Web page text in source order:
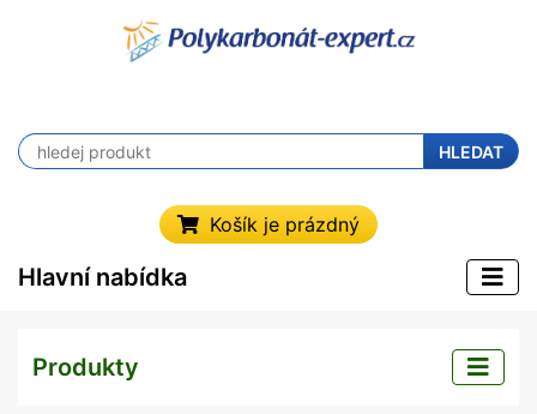
HLEDAT
Košík je prázdný
Hlavní nabídka
Produkty